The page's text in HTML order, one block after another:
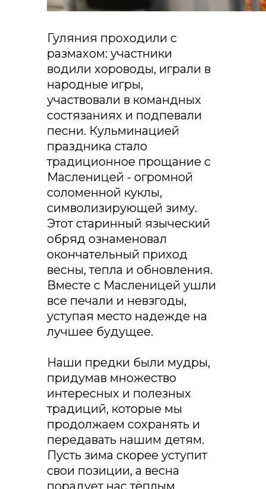
Гуляния проходили с
размахом: участники
водили хороводы, играли в
народные игры,
участвовали в командных
состязаниях и подпевали
песни. Кульминацией
праздника стало
традиционное прощание с
Масленицей - огромной
соломенной куклы,
символизирующей зиму.
Этот старинный языческий
обряд ознаменовал
окончательный приход
весны, тепла и обновления.
Вместе с Масленицей ушли
все печали и невзгоды,
уступая место надежде на
лучшее будущее.
Наши предки были мудры,
придумав множество
интересных и полезных
традиций, которые мы
продолжаем сохранять и
передавать нашим детям.
Пусть зима скорее уступит
свои позиции, а весна
порадует нас тёплым